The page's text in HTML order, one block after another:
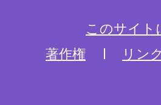
このサイト
著作権
リン